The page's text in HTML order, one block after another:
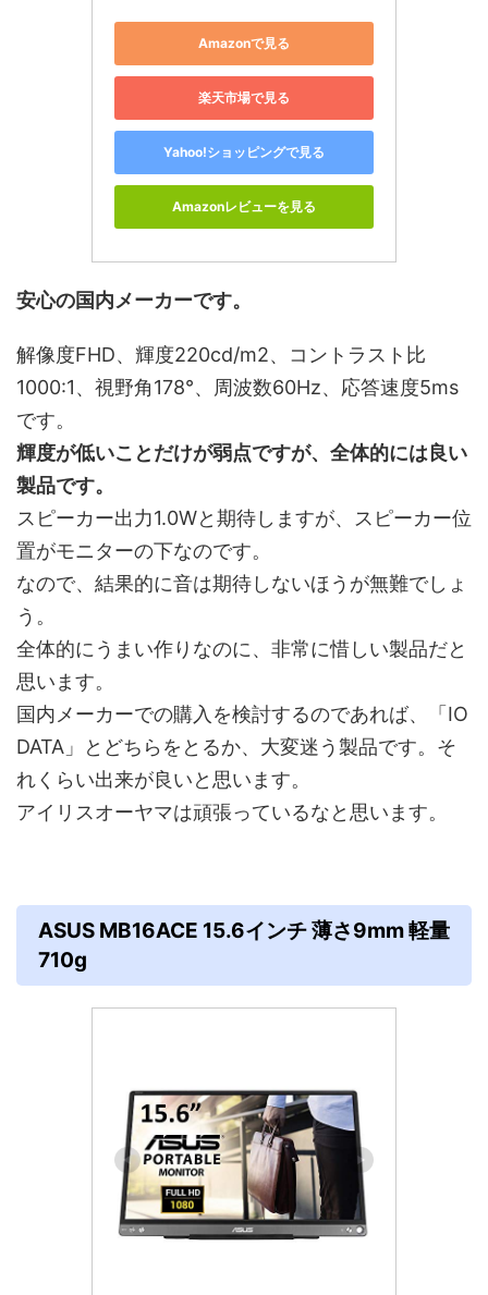
Amazonで見る
楽天市場で見る
Yahoo!ショッピングで見る
Amazonレビューを見る
安心の国内メーカーです。
解像度FHD、輝度220cd/m2、コントラスト比
1000:1、視野角178°、周波数60Hz、応答速度5ms
です。
輝度が低いことだけが弱点ですが、全体的には良い
製品です。
スピーカー出力1.0Wと期待しますが、スピーカー位
置がモニターの下なのです。
なので、結果的に音は期待しないほうが無難でしょ
う。
全体的にうまい作りなのに、非常に惜しい製品だと
思います。
国内メーカーでの購入を検討するのであれば、「IO
DATA」とどちらをとるか、大変迷う製品です。そ
れくらい出来が良いと思います。
アイリスオーヤマは頑張っているなと思います。
ASUS MB16ACE 15.6インチ 薄さ9mm 軽量
710g